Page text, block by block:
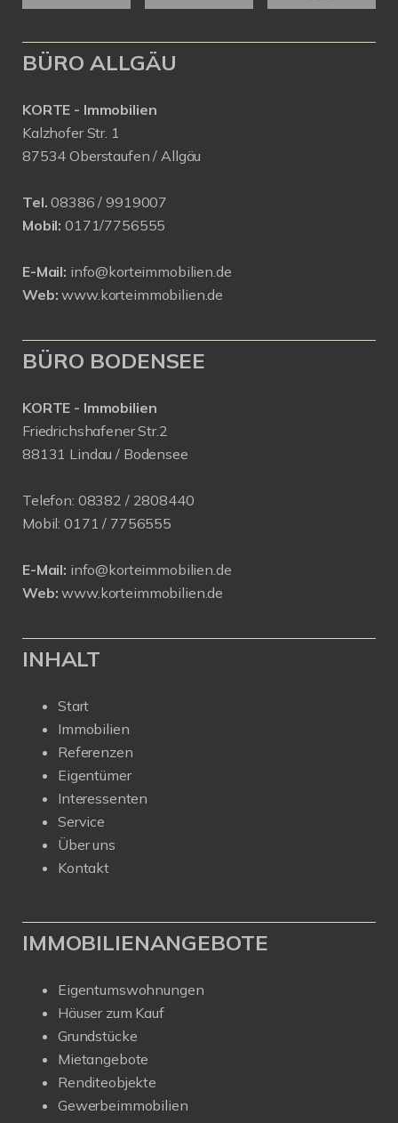
BÜRO ALLGÄU
KORTE - Immobilien
Kalzhofer Str. 1
87534 Oberstaufen / Allgäu
Tel. 08386 / 9919007
Mobil: 0171/7756555
E-Mail: info@korteimmobilien.de
Web: www.korteimmobilien.de
BÜRO BODENSEE
KORTE - Immobilien
Friedrichshafener Str.2
88131 Lindau / Bodensee
Telefon: 08382 / 2808440
Mobil: 0171 / 7756555
E-Mail: info@korteimmobilien.de
Web: www.korteimmobilien.de
INHALT
Start
Immobilien
Referenzen
Eigentümer
Interessenten
Service
Über uns
Kontakt
IMMOBILIENANGEBOTE
Eigentumswohnungen
Häuser zum Kauf
Grundstücke
Mietangebote
Renditeobjekte
Gewerbeimmobilien